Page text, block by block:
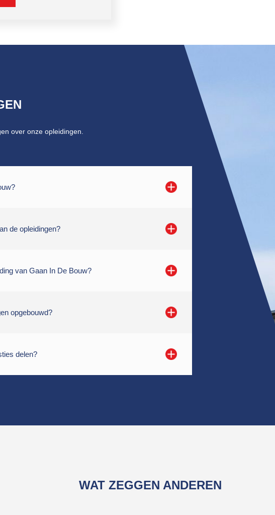
over onze opleidingen.
de opleidingen?
van Gaan In De Bouw?
opgebouwd?
delen?
WAT ZEGGEN ANDEREN